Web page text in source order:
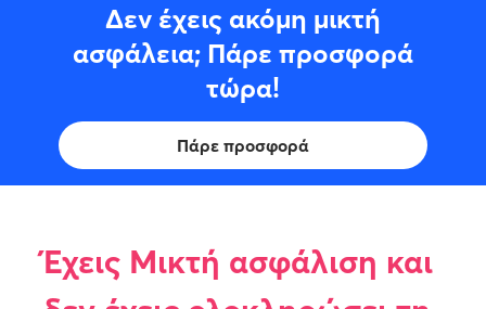
Δεν έχεις ακόμη μικτή
ασφάλεια; Πάρε προσφορά
τώρα!
Πάρε προσφορά
Έχεις Μικτή ασφάλιση και